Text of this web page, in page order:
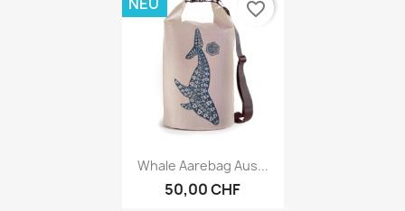
 Vorschau
Whale Aarebag Aus...
50,00 CHF
favorite_border